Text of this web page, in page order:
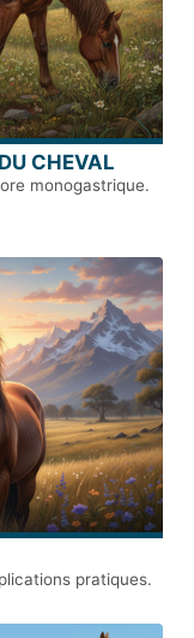
CHEVAL
monogastrique.
pratiques.